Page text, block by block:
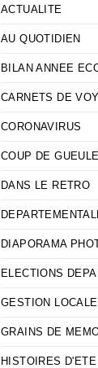
ACTUALITE
AU QUOTIDIEN
BILAN ANNEE
CARNETS DE
CORONAVIRUS
COUP DE GUEULE
DANS LE RETRO
DIAPORAMA
ELECTIONS
GESTION LOCALE
GRAINS DE
HISTOIRES D'ETE